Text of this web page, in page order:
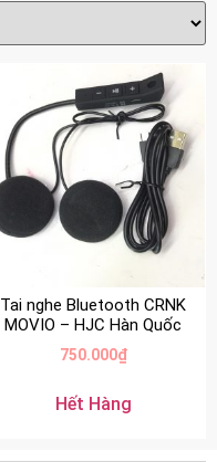
Tai nghe Bluetooth CRNK
MOVIO – HJC Hàn Quốc
750.000₫
Hết Hàng